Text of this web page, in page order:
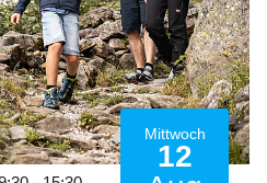
Mittwoch
12